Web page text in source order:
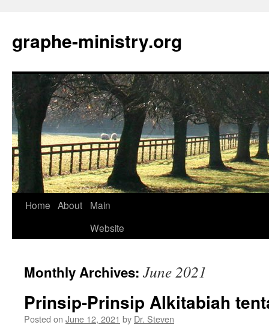
content
graphe-ministry.org
Home About
Main
Website
Monthly Archives: June 2021
Prinsip-Prinsip Alkitabiah
Posted on June 12, 2021 by Dr. Steven